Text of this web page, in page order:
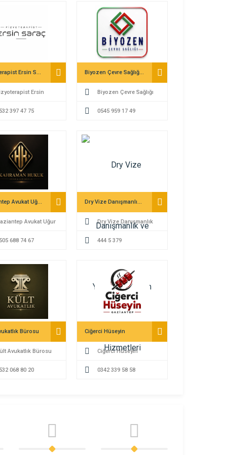
Fizyoterapist Ersin Saraç (Pain Free Nişantaşı)
Ersin
(Pain Free Nişantaşı)
397 47 75
Biyozen Çevre Sağlığı İlaçlama Dezenfeksiyon
Biyozen Çevre Sağlığı
İlaçlama Dezenfeksiyon
0545 959 17 49
Gaziantep Avukat Uğur Hakan Kahraman Avukat Fethi Kahraman-Kahraman Hukuk Bürosu Gaziantep
Avukat Uğur
Kahraman Avukat
Bürosu Gaziantep
688 74 67
Dry Vize Danışmanlık ve Yurtdışı İstihdam Hizmetleri
Dry Vize Danışmanlık
ve Yurtdışı İstihdam
444 5 379
Bürosu
Avukatlık Bürosu
068 80 20
Ciğerci Hüseyin
Ciğerci Hüseyin
0342 339 58 58